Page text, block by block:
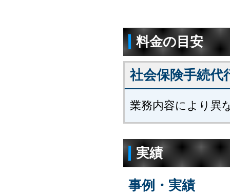
料金の目安
社会保険手続代
業務内容により異
実績
事例・実績